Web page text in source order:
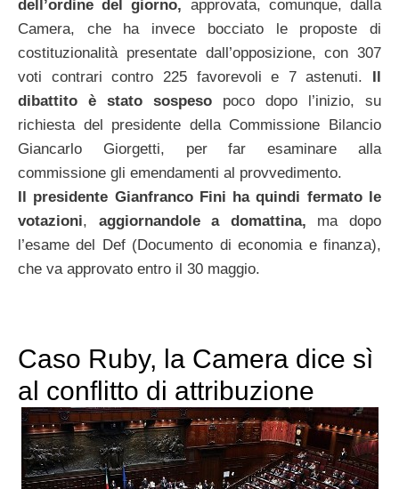
dell’ordine del giorno, approvata, comunque, dalla
Camera, che ha invece bocciato le proposte di
costituzionalità presentate dall’opposizione, con 307
voti contrari contro 225 favorevoli e 7 astenuti. Il
dibattito è stato sospeso poco dopo l’inizio, su
richiesta del presidente della Commissione Bilancio
Giancarlo Giorgetti, per far esaminare alla
commissione gli emendamenti al provvedimento.
Il presidente Gianfranco Fini ha quindi fermato le
votazioni, aggiornandole a domattina, ma dopo
l’esame del Def (Documento di economia e finanza),
che va approvato entro il 30 maggio.
Caso Ruby, la Camera dice sì
al conflitto di attribuzione